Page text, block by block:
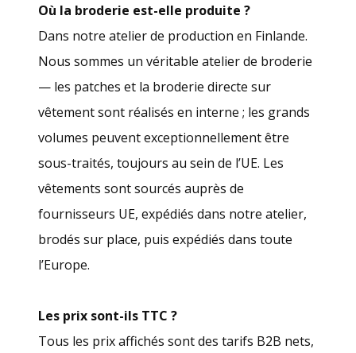
Où la broderie est-elle produite ?
Dans notre atelier de production en Finlande.
Nous sommes un véritable atelier de broderie
— les patches et la broderie directe sur
vêtement sont réalisés en interne ; les grands
volumes peuvent exceptionnellement être
sous-traités, toujours au sein de l’UE. Les
vêtements sont sourcés auprès de
fournisseurs UE, expédiés dans notre atelier,
brodés sur place, puis expédiés dans toute
l’Europe.
Les prix sont-ils TTC ?
Tous les prix affichés sont des tarifs B2B nets,